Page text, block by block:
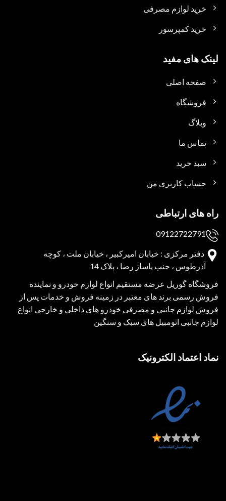
خرید لوازم مصرفی
خرید کمپرسور
لینک های مفید
صفحه اصلی
فروشگاه
وبلاگ
تماس ما
سبد خرید
حساب کاربری من
راه های ارتباطی
09122722791
دفتر مرکزی : خیابان امیرکبیر ، خیابان ملت ، کوچه
آذرطوس ، جنب پاساژ رضا ، پلاک 14
فروشگاه گوریل عرضه مستقیم انواع لوازم خودرو و نماینده
فروش رسمی برند های معتبر در زمینه فروش و خدمات پس از
فروش لوازم جانبی و مصرفی خودرو های داخلی و خارجی انواع
لوازم جانبی اتومبیل های سبک و سنگین
نماد اعتماد الکترونیک